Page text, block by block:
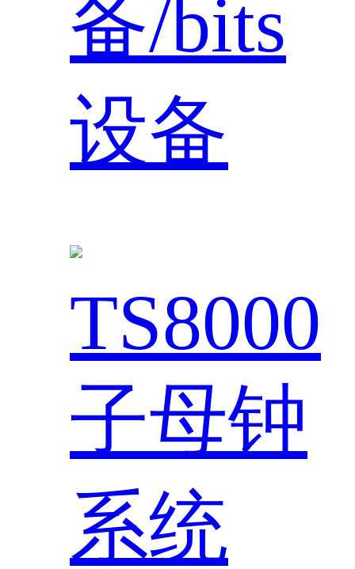
备/bits
设备
TS8000
子母钟
系统